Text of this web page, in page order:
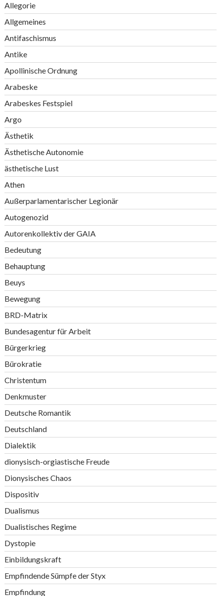
Allegorie
Allgemeines
Antifaschismus
Antike
Apollinische Ordnung
Arabeske
Arabeskes Festspiel
Argo
Ästhetik
Ästhetische Autonomie
ästhetische Lust
Athen
Außerparlamentarischer Legionär
Autogenozid
Autorenkollektiv der GAIA
Bedeutung
Behauptung
Beuys
Bewegung
BRD-Matrix
Bundesagentur für Arbeit
Bürgerkrieg
Bürokratie
Christentum
Denkmuster
Deutsche Romantik
Deutschland
Dialektik
dionysisch-orgiastische Freude
Dionysisches Chaos
Dispositiv
Dualismus
Dualistisches Regime
Dystopie
Einbildungskraft
Empfindende Sümpfe der Styx
Empfindung